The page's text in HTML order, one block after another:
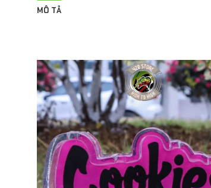
MÔ TẢ